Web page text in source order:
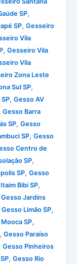
SP,
SP,Gesseiro
Vila
,Gesseiro Vila
Vila
Zona Leste
Sul SP,
,Gesso AV
Gesso Barra
SP,Gesso
SP,Gesso
Centro de
SP,
SP,Gesso
Bibi SP,
Gesso Jardins
Gesso Limão SP,
SP,
,Gesso Paraíso
Gesso Pinheiros
,Gesso Rio